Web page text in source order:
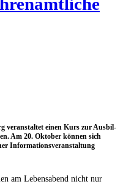
ver­an­stal­tet einen Kurs zur Aus­bil­
Am 20. Okto­ber kön­nen sich
Infor­ma­ti­ons­ver­an­stal­tung
am Lebens­abend nicht nur